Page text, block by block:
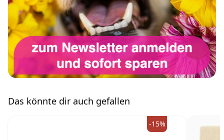
Das könnte dir auch gefallen
-15%